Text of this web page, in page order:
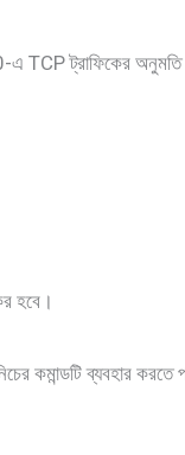
এ TCP ট্রাফিকের অনুমতি
হবে।
কমান্ডটি ব্যবহার করতে